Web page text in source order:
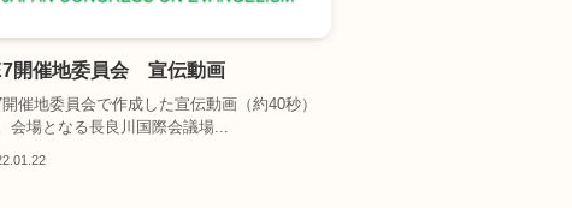
開催地委員会 宣伝動画
催地委員会で作成した宣伝動画（約40秒）
会場となる長良川国際会議場...